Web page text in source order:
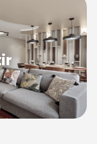
Vitry-sur-Seine,
gestion locative
Moyenne durée